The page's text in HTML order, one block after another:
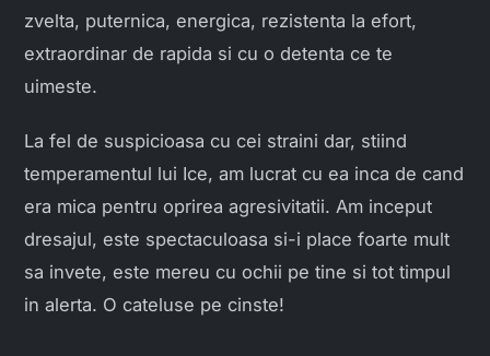
zvelta, puternica, energica, rezistenta la efort,
extraordinar de rapida si cu o detenta ce te
uimeste.
La fel de suspicioasa cu cei straini dar, stiind
temperamentul lui Ice, am lucrat cu ea inca de cand
era mica pentru oprirea agresivitatii. Am inceput
dresajul, este spectaculoasa si-i place foarte mult
sa invete, este mereu cu ochii pe tine si tot timpul
in alerta. O cateluse pe cinste!